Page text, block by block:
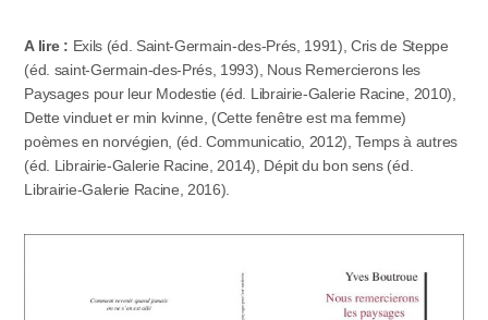
A lire : Exils (éd. Saint-Germain-des-Prés, 1991), Cris de Steppe
(éd. saint-Germain-des-Prés, 1993), Nous Remercierons les
Paysages pour leur Modestie (éd. Librairie-Galerie Racine, 2010),
Dette vinduet er min kvinne, (Cette fenêtre est ma femme)
poèmes en norvégien, (éd. Communicatio, 2012), Temps à autres
(éd. Librairie-Galerie Racine, 2014), Dépit du bon sens (éd.
Librairie-Galerie Racine, 2016).